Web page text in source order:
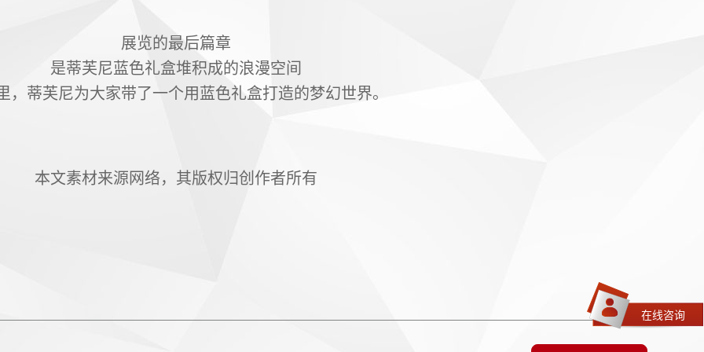
在线咨询
展览的最后篇章
是蒂芙尼蓝色礼盒堆积成的浪漫空间
，蒂芙尼为大家带了一个用蓝色礼盒打造的梦幻世界。
本文素材来源网络，其版权归创作者所有